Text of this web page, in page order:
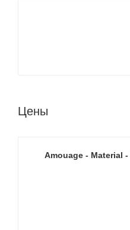
Цены
Amouage - Material -